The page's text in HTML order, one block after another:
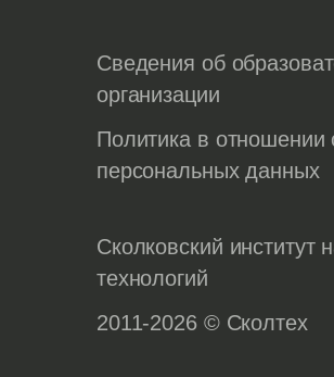
Сведения об
организации
Политика в отношении
персональных данных
Сколковский институт
технологий
2011-2026 © Сколтех